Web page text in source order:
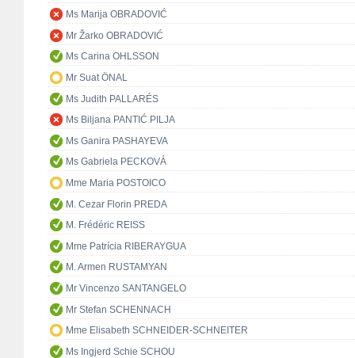
Ms Marija OBRADOVIĆ
Mr Žarko OBRADOVIĆ
Ms Carina OHLSSON
Mr Suat ÖNAL
Ms Judith PALLARÉS
Ms Biljana PANTIĆ PILJA
Ms Ganira PASHAYEVA
Ms Gabriela PECKOVÁ
Mme Maria POSTOICO
M. Cezar Florin PREDA
M. Frédéric REISS
Mme Patrícia RIBERAYGUA
M. Armen RUSTAMYAN
Mr Vincenzo SANTANGELO
Mr Stefan SCHENNACH
Mme Elisabeth SCHNEIDER-SCHNEITER
Ms Ingjerd Schie SCHOU